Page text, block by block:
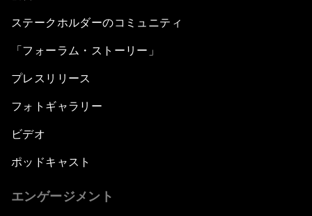
ステークホルダーのコミュニティ
「フォーラム・ストーリー」
プレスリリース
フォトギャラリー
ビデオ
ポッドキャスト
エンゲージメント